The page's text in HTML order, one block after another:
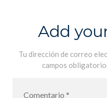
Add
Tu dirección de correo
campos